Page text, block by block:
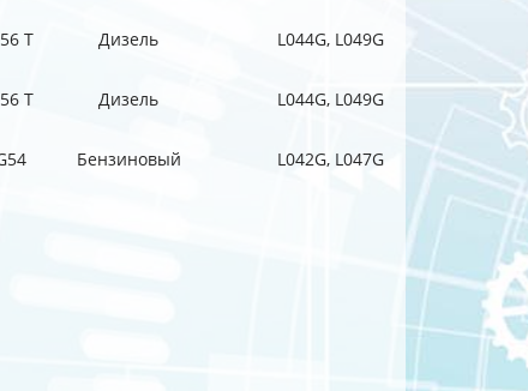
T Дизель L044G, L049G
T Дизель L044G, L049G
Бензиновый L042G, L047G